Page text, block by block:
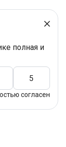
полная и
5
согласен